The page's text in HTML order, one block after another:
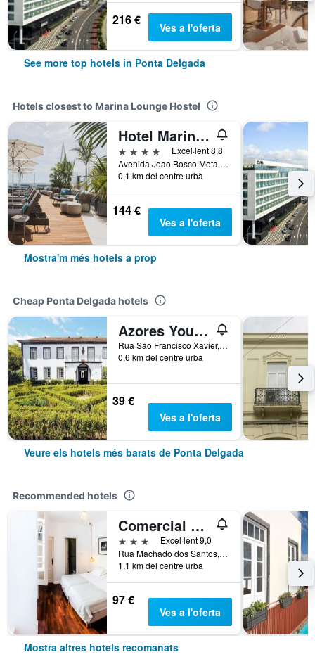
216 € Ves a l'oferta
See more top hotels in Ponta Delgada
Hotels closest to Marina Lounge Hostel
Hotel Marina Atlântico
4 estrelles
Excel·lent 8,8
Avenida Joao Bosco Mota Amaral, 1, Ponta Delgada, Açores, Portugal
0,1 km del centre urbà
144 €
Ves a l'oferta
Mostra'm més hotels a prop
Cheap Ponta Delgada hotels
Azores Youth Hostels São Miguel
Rua São Francisco Xavier, Ponta Delgada, Açores, Portugal
0,6 km del centre urbà
39 €
Ves a l'oferta
Veure els hotels més barats de Ponta Delgada
Recommended hotels
Comercial Azores Guest House
3 estrellesExcel·lent 9,0
Rua Machado dos Santos, 73, Ponta Delgada, Açores, Portugal
1,1 km del centre urbà
97 €
Ves a l'oferta
Mostra altres hotels recomanats